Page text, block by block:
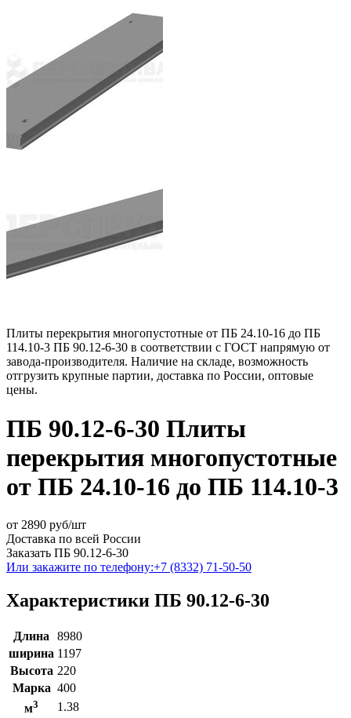
Плиты перекрытия многопустотные от ПБ 24.10-16 до ПБ
114.10-3 ПБ 90.12-6-30 в соответствии с ГОСТ напрямую от
завода-производителя. Наличие на складе, возможность
отгрузить крупные партии, доставка по России, оптовые
цены.
ПБ 90.12-6-30 Плиты
перекрытия многопустотные
от ПБ 24.10-16 до ПБ 114.10-3
от 2890 руб/шт
Доставка по всей России
Заказать ПБ 90.12-6-30
Или закажите по телефону:+7 (8332) 71-50-50
Характеристики ПБ 90.12-6-30
Длина
8980
ширина 1197
Высота 220
Марка 400
м3
1.38